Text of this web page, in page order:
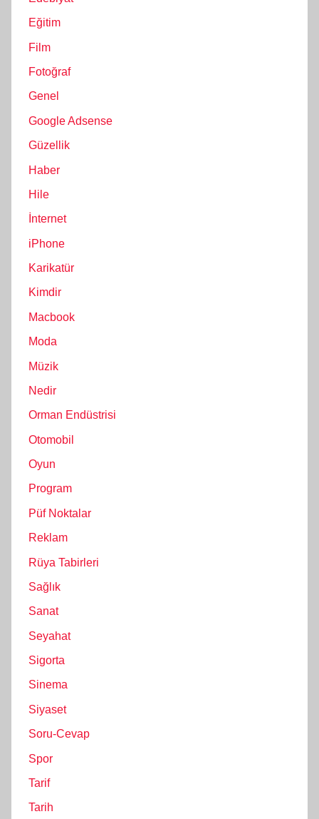
Eğitim
Film
Fotoğraf
Genel
Google Adsense
Güzellik
Haber
Hile
İnternet
iPhone
Karikatür
Kimdir
Macbook
Moda
Müzik
Nedir
Orman Endüstrisi
Otomobil
Oyun
Program
Püf Noktalar
Reklam
Rüya Tabirleri
Sağlık
Sanat
Seyahat
Sigorta
Sinema
Siyaset
Soru-Cevap
Spor
Tarif
Tarih